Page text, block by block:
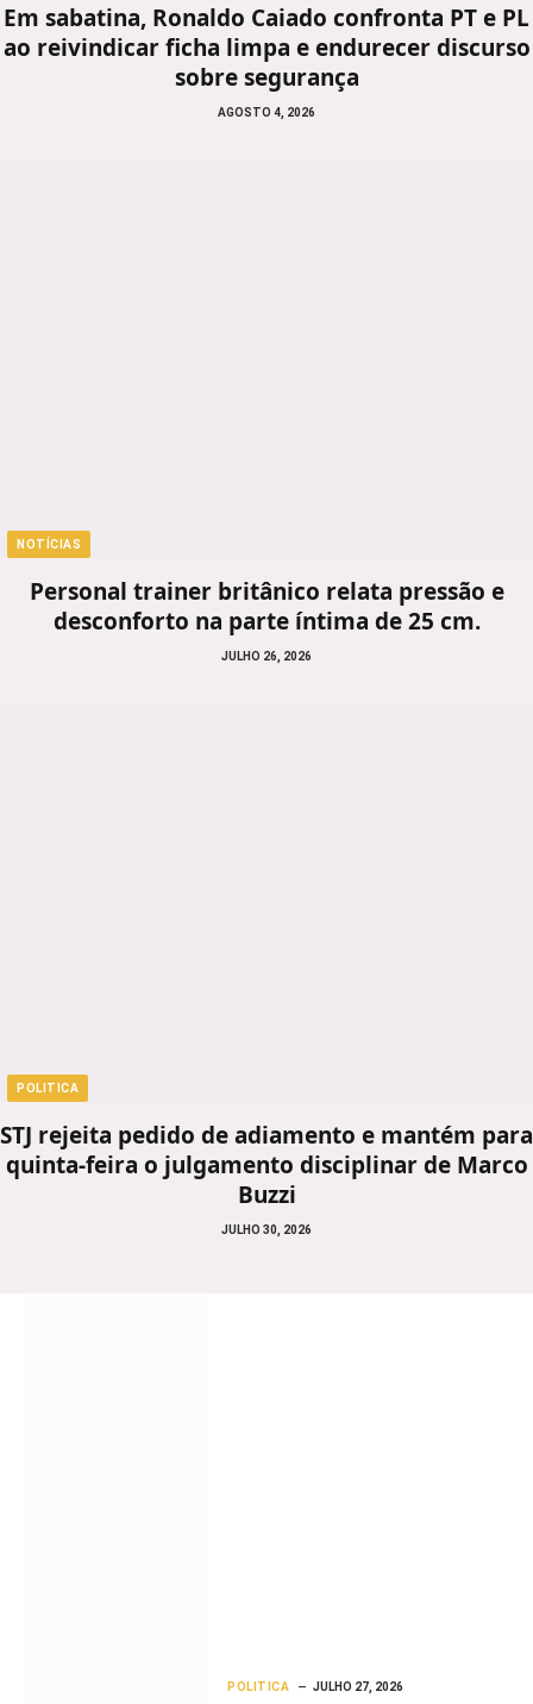
Em sabatina, Ronaldo Caiado confronta PT e PL
ao reivindicar ficha limpa e endurecer discurso
sobre segurança
AGOSTO 4, 2026
NOTÍCIAS
Personal trainer britânico relata pressão e
desconforto na parte íntima de 25 cm.
JULHO 26, 2026
POLITICA
STJ rejeita pedido de adiamento e mantém para
quinta-feira o julgamento disciplinar de Marco
Buzzi
JULHO 30, 2026
POLITICA JULHO 27, 2026